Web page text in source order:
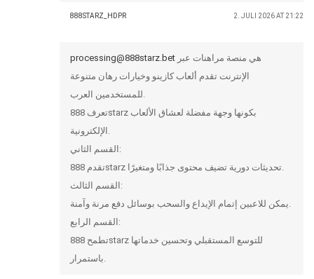
888STARZ_HDPR 2. JULI 2026 AT 21:22
processing@888starz.bet
الإنترنت تقدم ألعاب كازينو وخيارات رهان متنوعة
للمستخدمين العرب.
تعرف 888starz بكونها وجهة مفضلة لعشاق الألعاب
الإلكترونية.
القسم الثاني:
تقدم 888starz تحديثات دورية تضيف محتوى جذابًا ومتغيرًا.
القسم الثالث:
يمكن للاعبين إتمام الإيداع والسحب بوسائل دفع مرنة وآمنة.
القسم الرابع:
تطمح 888starz للتوسع المستقبلي وتحسين خدماتها
باستمرار.